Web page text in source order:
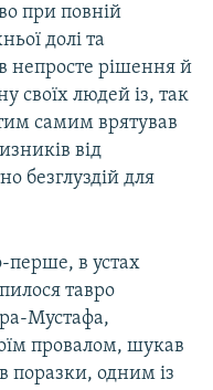
при повній
долі та
непросте рішення й
своїх людей із, так
самим врятував
від
безглуздій для
перше, в устах
тавро
Мустафа,
провалом, шукав
поразки, одним із